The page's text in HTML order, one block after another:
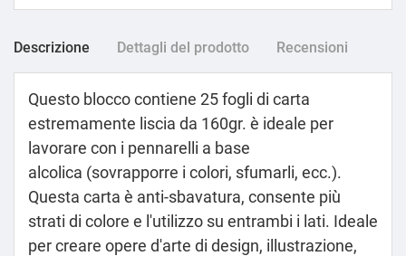
Descrizione Dettagli del prodotto Recensioni
Questo blocco contiene 25 fogli di carta
estremamente liscia da 160gr. è ideale per
lavorare con i pennarelli a base
alcolica (sovrapporre i colori, sfumarli, ecc.).
Questa carta è anti-sbavatura, consente più
strati di colore e l'utilizzo su entrambi i lati. Ideale
per creare opere d'arte di design, illustrazione,